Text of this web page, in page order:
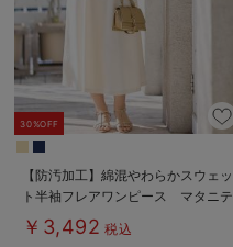
30%OFF
【防汚加工】綿混やわらかスウェッ
ト半袖フレアワンピース マタニテ
ィ・産後【出産後も長く使える】
￥3,492 税込